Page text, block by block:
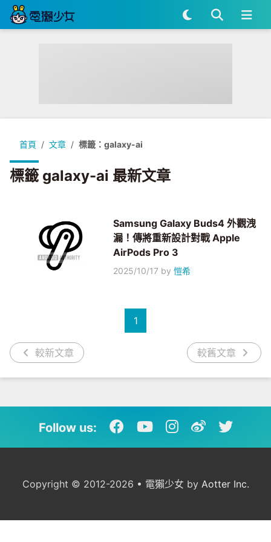
首頁 文章 標籤：galaxy-ai
標籤 galaxy-ai 最新文章
Samsung Galaxy Buds4 外觀洩
漏！傳將重新設計對戰 Apple
AirPods Pro 3
2025/10/17 by愷希
較新文章
1
較舊文章
Follow us:
Copyright © 2012-2026 • 電獺少女 by Aotter Inc.